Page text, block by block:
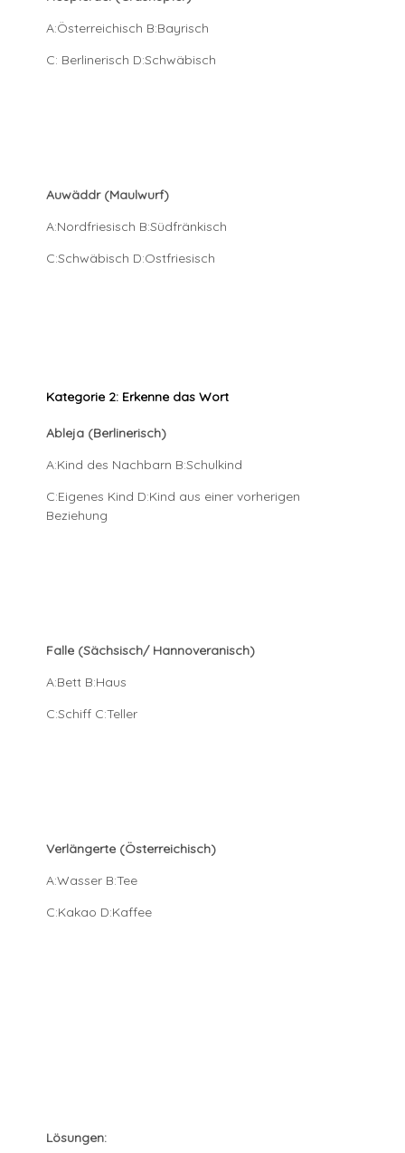
A:Österreichisch B:Bayrisch
C: Berlinerisch D:Schwäbisch
Auwäddr (Maulwurf)
A:Nordfriesisch B:Südfränkisch
C:Schwäbisch D:Ostfriesisch
Kategorie 2: Erkenne das Wort
Ableja (Berlinerisch)
A:Kind des Nachbarn B:Schulkind
C:Eigenes Kind D:Kind aus einer vorherigen
Beziehung
Falle (Sächsisch/ Hannoveranisch)
A:Bett B:Haus
C:Schiff C:Teller
Verlängerte (Österreichisch)
A:Wasser B:Tee
C:Kakao D:Kaffee
Lösungen: